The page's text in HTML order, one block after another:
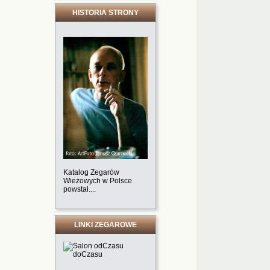
HISTORIA STRONY
Katalog Zegarów
Wieżowych w Polsce
powstał....
LINKI ZEGAROWE